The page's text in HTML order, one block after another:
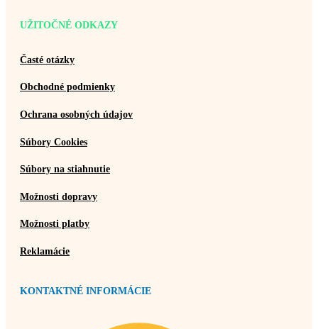
UŽITOČNÉ ODKAZY
Časté otázky
Obchodné podmienky
Ochrana osobných údajov
Súbory Cookies
Súbory na stiahnutie
Možnosti dopravy
Možnosti platby
Reklamácie
KONTAKTNÉ INFORMÁCIE